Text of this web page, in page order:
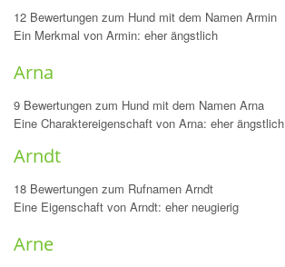
12 Bewertungen zum Hund mit dem Namen Armin
Ein Merkmal von Armin: eher ängstlich
Arna
9 Bewertungen zum Hund mit dem Namen Arna
Eine Charaktereigenschaft von Arna: eher ängstlich
Arndt
18 Bewertungen zum Rufnamen Arndt
Eine Eigenschaft von Arndt: eher neugierig
Arne